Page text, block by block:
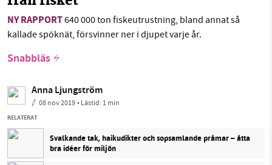
NY RAPPORT640 000 ton fiskeutrustning, bland annat så
kallade spöknät, försvinner ner i djupet varje år.
Snabbläs
Anna Ljungström
08 nov 2019• Lästid: 1 min
RELATERAT
Svalkande tak, haikudikter och sopsamlande pråmar – åtta
bra idéer för miljön